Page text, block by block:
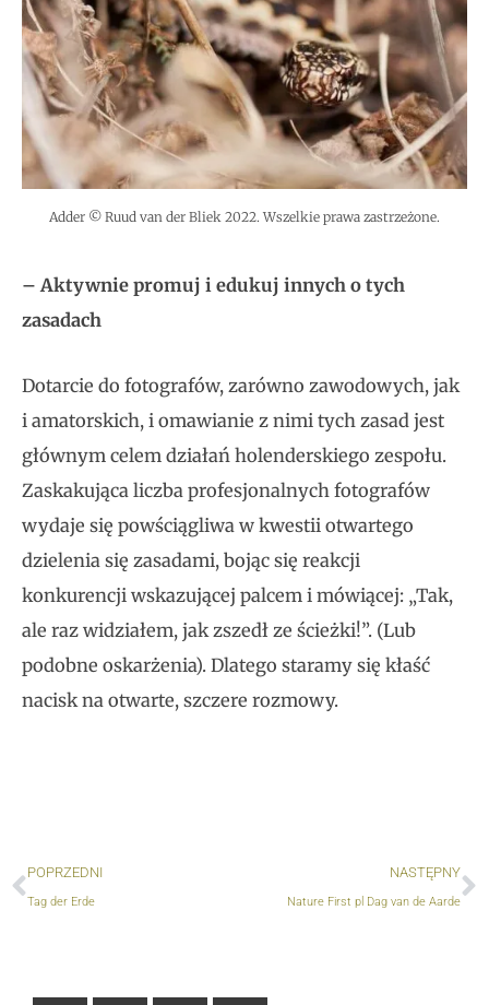
Adder © Ruud van der Bliek 2022. Wszelkie prawa zastrzeżone.
– Aktywnie promuj i edukuj innych o tych
zasadach
Dotarcie do fotografów, zarówno zawodowych, jak
i amatorskich, i omawianie z nimi tych zasad jest
głównym celem działań holenderskiego zespołu.
Zaskakująca liczba profesjonalnych fotografów
wydaje się powściągliwa w kwestii otwartego
dzielenia się zasadami, bojąc się reakcji
konkurencji wskazującej palcem i mówiącej: „Tak,
ale raz widziałem, jak zszedł ze ścieżki!”. (Lub
podobne oskarżenia). Dlatego staramy się kłaść
nacisk na otwarte, szczere rozmowy.
poprzedni
POPRZEDNI
Tag der Erde
NASTĘPNY
Nature First pl Dag van de Aarde